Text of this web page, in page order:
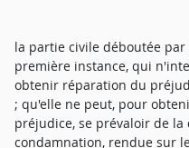
la partie civile déboutée
première instance, qui
obtenir réparation du
; qu'elle ne peut, pour
préjudice, se prévaloir de
condamnation, rendue sur